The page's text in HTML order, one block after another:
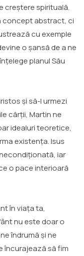
creștere spirituală.
concept abstract, ci
cu exemple
o șansă de a ne
planul Său
și să-I urmezi
cărții, Martin ne
idealuri teoretice,
existența. Isus
iar
o pace interioară
în viața ta,
nu este doar o
îndrumă și ne
încurajează să fim